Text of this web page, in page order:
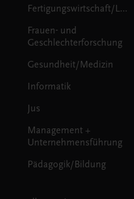
Fertigungswirtschaft/Logistik
Frauen- und
Geschlechterforschung
Gesundheit/Medizin
Informatik
Jus
Management +
Unternehmensführung
Pädagogik/Bildung